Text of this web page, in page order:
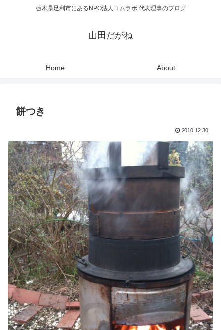
栃木県足利市にあるNPO法人コムラボ 代表理事のブログ
山田だがね
Home About
餅つき
2010.12.30